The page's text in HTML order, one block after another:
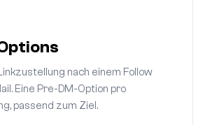
nach einem Follow
Eine Pre-DM-Option pro
passend zum Ziel.